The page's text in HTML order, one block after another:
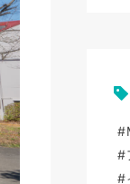
#
#